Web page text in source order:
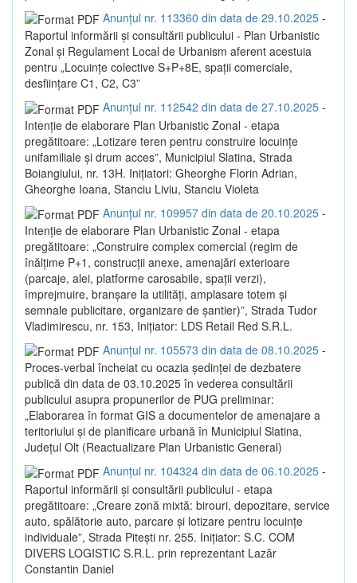
Anunțul nr. 113360 din data de 29.10.2025 -
Raportul informării și consultării publicului - Plan Urbanistic
Zonal și Regulament Local de Urbanism aferent acestuia
pentru „Locuințe colective S+P+8E, spații comerciale,
desființare C1, C2, C3”
Anunțul nr. 112542 din data de 27.10.2025 -
Intenție de elaborare Plan Urbanistic Zonal - etapa
pregătitoare: „Lotizare teren pentru construire locuințe
unifamiliale și drum acces”, Municipiul Slatina, Strada
Boiangiului, nr. 13H. Inițiatori: Gheorghe Florin Adrian,
Gheorghe Ioana, Stanciu Liviu, Stanciu Violeta
Anunțul nr. 109957 din data de 20.10.2025 -
Intenție de elaborare Plan Urbanistic Zonal - etapa
pregătitoare: „Construire complex comercial (regim de
înălțime P+1, construcții anexe, amenajări exterioare
(parcaje, alei, platforme carosabile, spații verzi),
împrejmuire, branșare la utilități, amplasare totem și
semnale publicitare, organizare de șantier)”, Strada Tudor
Vladimirescu, nr. 153, Inițiator: LDS Retail Red S.R.L.
Anunțul nr. 105573 din data de 08.10.2025 -
Proces-verbal încheiat cu ocazia ședinței de dezbatere
publică din data de 03.10.2025 în vederea consultării
publicului asupra propunerilor de PUG preliminar:
„Elaborarea în format GIS a documentelor de amenajare a
teritoriului și de planificare urbană în Municipiul Slatina,
Județul Olt (Reactualizare Plan Urbanistic General)
Anunțul nr. 104324 din data de 06.10.2025 -
Raportul informării și consultării publicului - etapa
pregătitoare: „Creare zonă mixtă: birouri, depozitare, service
auto, spălătorie auto, parcare și lotizare pentru locuințe
individuale”, Strada Pitești nr. 255. Inițiator: S.C. COM
DIVERS LOGISTIC S.R.L. prin reprezentant Lazăr
Constantin Daniel